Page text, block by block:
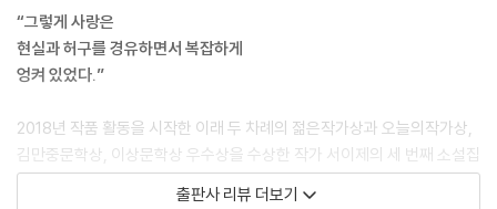
는 그게 전부였다. 정말로 고작 그게 다였다. 세연은 이에 어떤 반응을 보였
는지, 세연도 수민을 사랑하게 되었는지, 그런 건 영화에 담겨 있지 않았다.
--- pp.36-37 「창문을 통과하는 빛과 같이」중에서
눈부신 빛과 함께, 너는 안으로 들어온다. 너는 미소를 지어 보인다. 너를
다시 만나면 어떤 표정을 지어야 할지, 무슨 말로 대화를 시작하면 좋을지,
나는 미처 준비하지 못했지만. 그 순간 나도 모르게 입술이 떨어진다. 나는,
그렇게 시작한다. 그렇게 다시 시작하면 됐다.
“그렇게 사랑은
현실과 허구를 경유하면서 복잡하게
엉켜 있었다.”
2018년 작품 활동을 시작한 이래 두 차례의 젊은작가상과 오늘의작가상,
김만중문학상, 이상문학상 우수상을 수상한 작가 서이제의 세 번째 소설집
『창문을 통과하는 빛과 같이』가 자음과모음 트리플시리즈로 출간되었다.
출판사 리뷰 더보기